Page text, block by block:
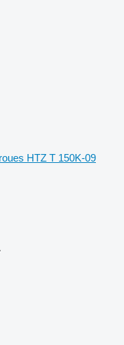
HTZ T 150K-09